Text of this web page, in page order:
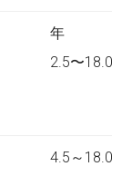
年
2.5〜18.0%
4.5～18.0％